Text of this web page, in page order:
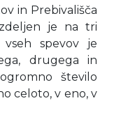
in Prebivališča
je na tri
vseh spevov je
drugega in
število
celoto, v eno, v